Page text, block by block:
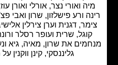
ואורי נצר, אורלי ואורן עוז, יפעת
ורע פישלזון, שרון ואבי פצ'ו, סיגל
דגנית וערן צירלין אלישיב, יעל
קוגל, שרית ועופר רסלר ורונה וניר
את שרון, מאיה, גיא ונעמי
גליננסקי, קינן ווקנין על מותו.